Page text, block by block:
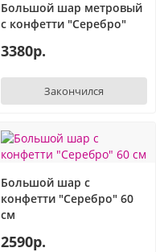
Большой шар метровый
с конфетти "Серебро"
3380р.
Закончился
Большой шар с
конфетти "Серебро" 60
см
2590р.